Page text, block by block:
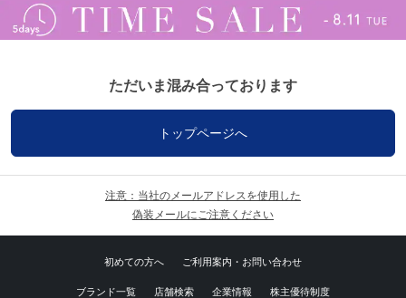
ただいま混み合っております
トップページへ
注意：当社のメールアドレスを使用した
偽装メールにご注意ください
初めての方へ ご利用案内・お問い合わせ
ブランド一覧 店舗検索 企業情報 株主優待制度